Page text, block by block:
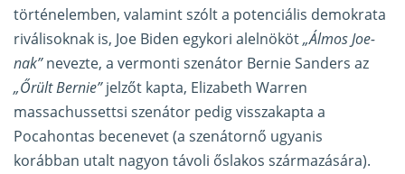
történelemben, valamint szólt a potenciális demokrata
riválisoknak is, Joe Biden egykori alelnököt„Álmos Joe-
nak”nevezte, a vermonti szenátor Bernie Sanders az
„Őrült Bernie”jelzőt kapta, Elizabeth Warren
massachussettsi szenátor pedig visszakapta a
Pocahontas becenevet (a szenátornő ugyanis
korábban utalt nagyon távoli őslakos származására).